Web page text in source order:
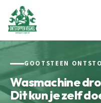
GOOTSTEEN
Wasmachine
Dit kun je zelf